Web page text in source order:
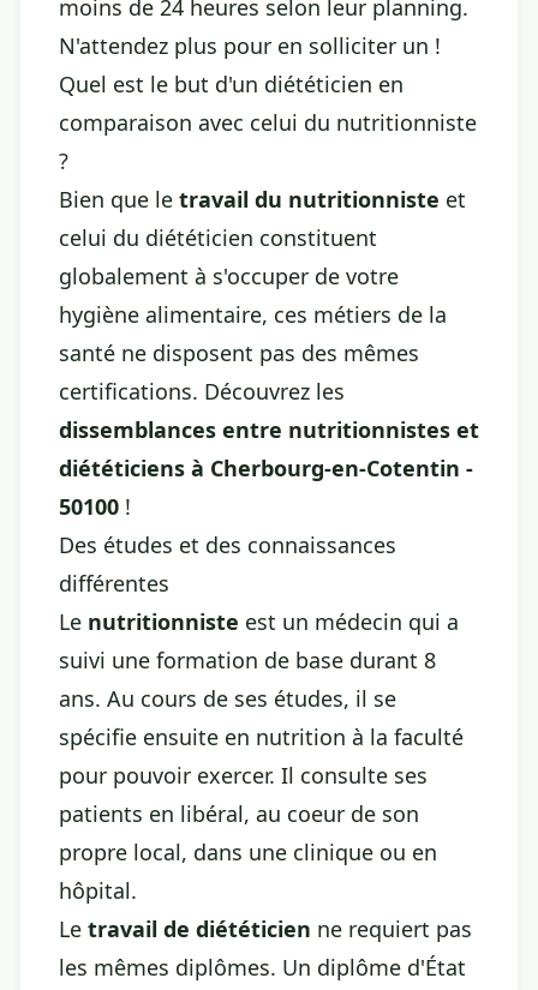
moins de 24 heures selon leur planning.
N'attendez plus pour en solliciter un !
Quel est le but d'un diététicien en
comparaison avec celui du nutritionniste
?
Bien que le travail du nutritionniste et
celui du diététicien constituent
globalement à s'occuper de votre
hygiène alimentaire, ces métiers de la
santé ne disposent pas des mêmes
certifications. Découvrez les
dissemblances entre nutritionnistes et
diététiciens à Cherbourg-en-Cotentin -
50100 !
Des études et des connaissances
différentes
Le nutritionniste est un médecin qui a
suivi une formation de base durant 8
ans. Au cours de ses études, il se
spécifie ensuite en nutrition à la faculté
pour pouvoir exercer. Il consulte ses
patients en libéral, au coeur de son
propre local, dans une clinique ou en
hôpital.
Le travail de diététicien ne requiert pas
les mêmes diplômes. Un diplôme d'État